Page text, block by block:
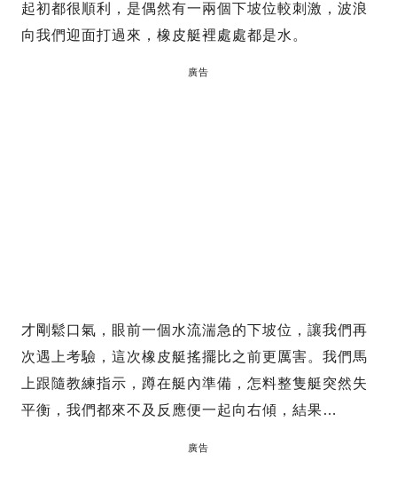
起初都很順利，是偶然有一兩個下坡位較刺激，波浪
向我們迎面打過來，橡皮艇裡處處都是水。
廣告
才剛鬆口氣，眼前一個水流湍急的下坡位，讓我們再
次遇上考驗，這次橡皮艇搖擺比之前更厲害。我們馬
上跟隨教練指示，蹲在艇內準備，怎料整隻艇突然失
平衡，我們都來不及反應便一起向右傾，結果…
廣告